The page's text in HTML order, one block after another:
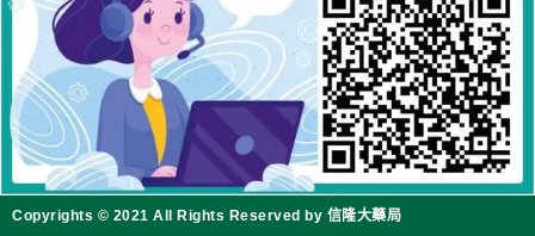
Copyrights © 2021 All Rights Reserved by 信隆大藥局